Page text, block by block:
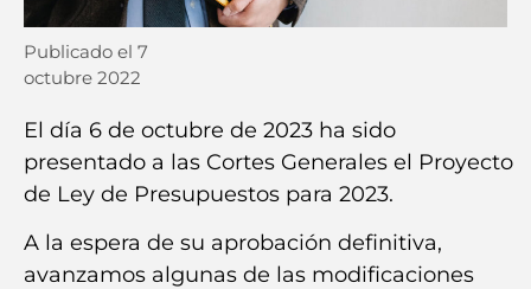
Publicado el 7
octubre 2022
El día 6 de octubre de 2023 ha sido
presentado a las Cortes Generales el Proyecto
de Ley de Presupuestos para 2023.
A la espera de su aprobación definitiva,
avanzamos algunas de las modificaciones